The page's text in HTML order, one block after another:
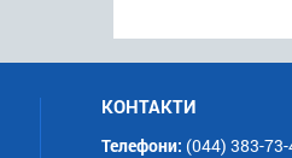
КОНТАКТИ
Телефони: (044) 383-